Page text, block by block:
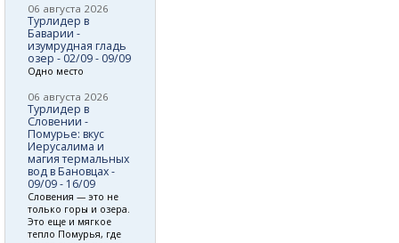
06 августа 2026
Турлидер в
Баварии -
изумрудная гладь
озер - 02/09 - 09/09
Одно место
06 августа 2026
Турлидер в
Словении -
Помурье: вкус
Иерусалима и
магия термальных
вод в Бановцах -
09/09 - 16/09
Словения — это не
только горы и озера.
Это еще и мягкое
тепло Помурья, где